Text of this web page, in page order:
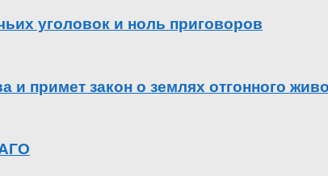
уголовок и ноль приговоров
и примет закон о землях отгонного